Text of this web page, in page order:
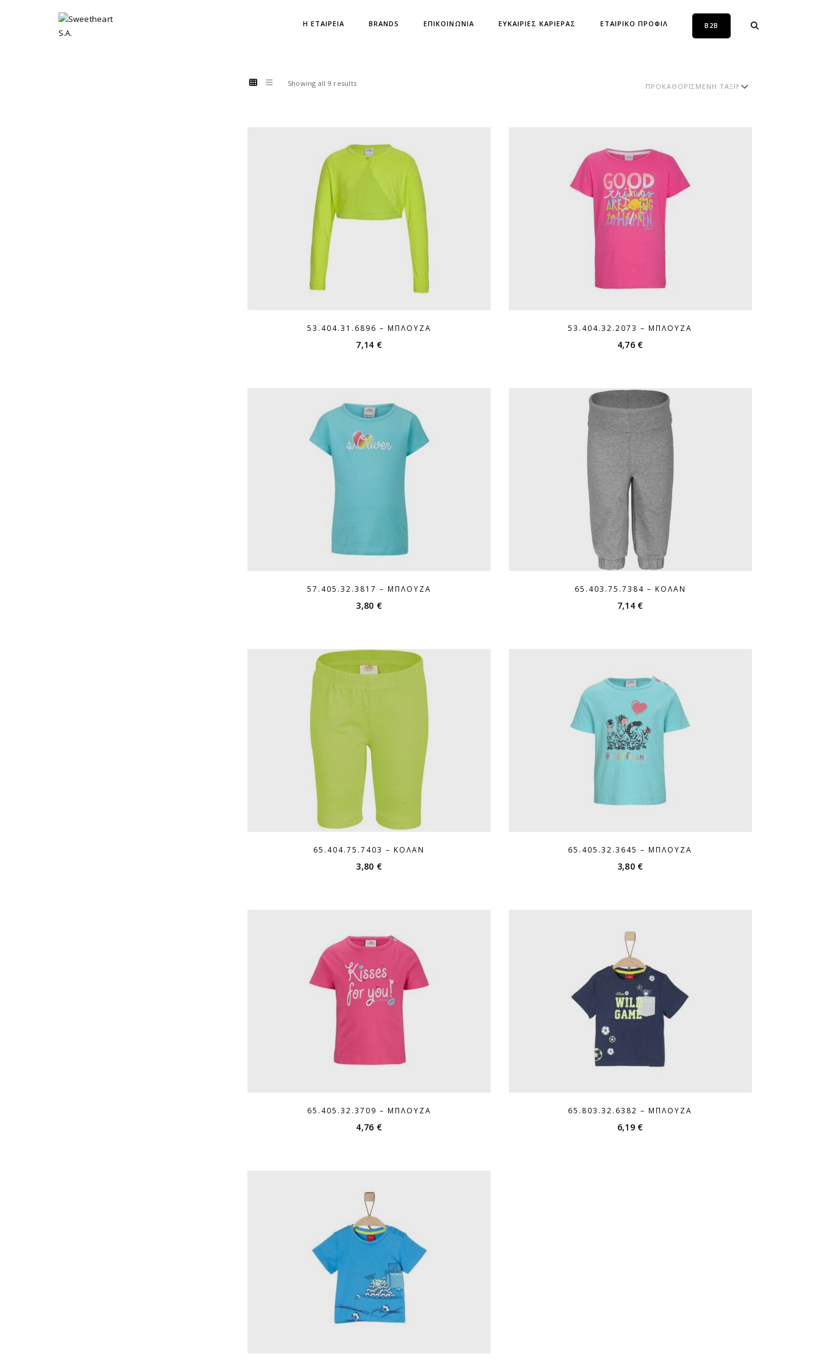
Η ΕΤΑΙΡΕΙΑ BRANDS ΕΠΙΚΟΙΝΩΝΙΑ ΕΥΚΑΙΡΙΕΣ ΚΑΡΙΕΡΑΣ ΕΤΑΙΡΙΚΟ ΠΡΟΦΙΛ B2B
Showing all 9 results
53.404.31.6896 – ΜΠΛΟΎΖΑ
7,14 €
53.404.32.2073 – ΜΠΛΟΎΖΑ
4,76 €
57.405.32.3817 – ΜΠΛΟΎΖΑ
3,80 €
65.403.75.7384 – ΚΟΛΆΝ
7,14 €
65.404.75.7403 – ΚΟΛΆΝ
3,80 €
65.405.32.3645 – ΜΠΛΟΎΖΑ
3,80 €
65.405.32.3709 – ΜΠΛΟΎΖΑ
4,76 €
65.803.32.6382 – ΜΠΛΟΎΖΑ
6,19 €